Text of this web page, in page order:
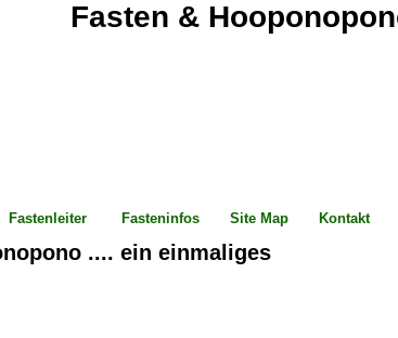
Fastenleiter Fasteninfos Site Map Kontakt
.... ein einmaliges
Fasten &